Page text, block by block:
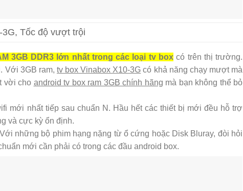
3G, Tốc độ vượt trội
3GB DDR3 lớn nhất trong các loại tv boxcó trên thị trường.
Với 3GB ram, tv box Vinabox X10-3G có khả năng chạy mượt mà
vời cho android tv box ram 3GB chính hãng mà bạn không thể bỏ
mới nhất tiếp sau chuẩn N. Hầu hết các thiết bị mới đều hỗ trợ
và cực kỳ ổn định.
những bộ phim hạng nặng từ ổ cứng hoặc Disk Bluray, đòi hỏi
mới cần phải có trong các đầu android box.